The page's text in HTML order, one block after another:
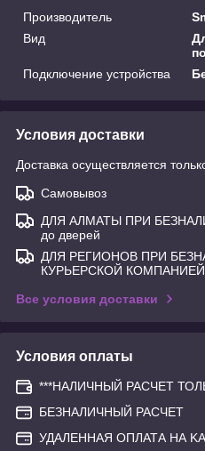
Производитель
Вид
Подключение устройства
Условия доставки
Доставка осуществляется
Самовывоз
ДЛЯ АЛМАТЫ ПРИ
до дверей
ДЛЯ РЕГИОНОВ ПРИ
КУРЬЕРСКОЙ КОМПАНИЕЙ
Все условия доставки
Условия оплаты
***НАЛИЧНЫЙ РАСЧЕТ
БЕЗНАЛИЧНЫЙ РАСЧЕТ
УДАЛЕННАЯ ОПЛАТА НА